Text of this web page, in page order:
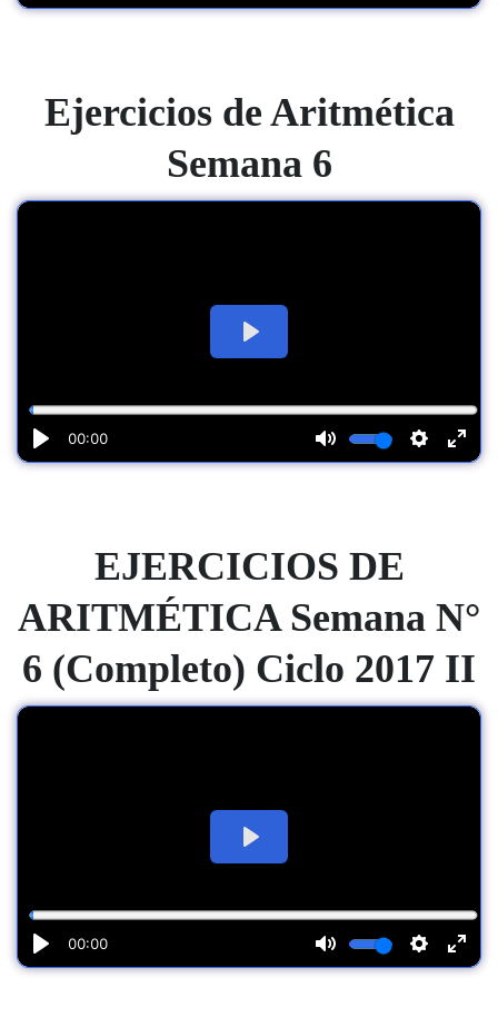
Ejercicios de Aritmética
Semana 6
EJERCICIOS DE
ARITMÉTICA Semana N°
6 (Completo) Ciclo 2017 II